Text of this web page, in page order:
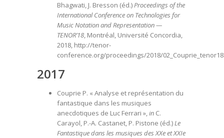
Bhagwati, J. Bresson (éd.)Proceedings of the
International Conference on Technologies for
Music Notation and Representation —
TENOR’18, Montréal, Université Concordia,
2018, http://tenor-
conference.org/proceedings/2018/
2017
Couprie P. « Analyse et représentation du
fantastique dans les musiques
anecdotiques de Luc Ferrari »,in C.
Carayol, P.-A. Castanet, P. Pistone (éd.)Le
Fantastique dans les musiques des XXe et XXIe